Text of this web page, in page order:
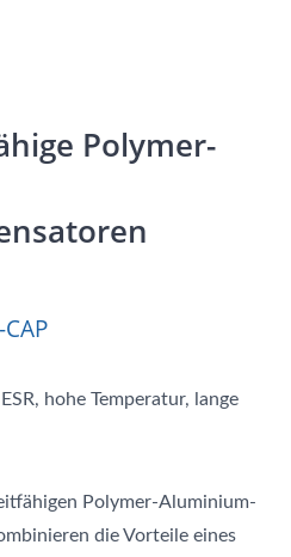
Polymer-
hohe Temperatur, lange
Polymer-Aluminium-
die Vorteile eines